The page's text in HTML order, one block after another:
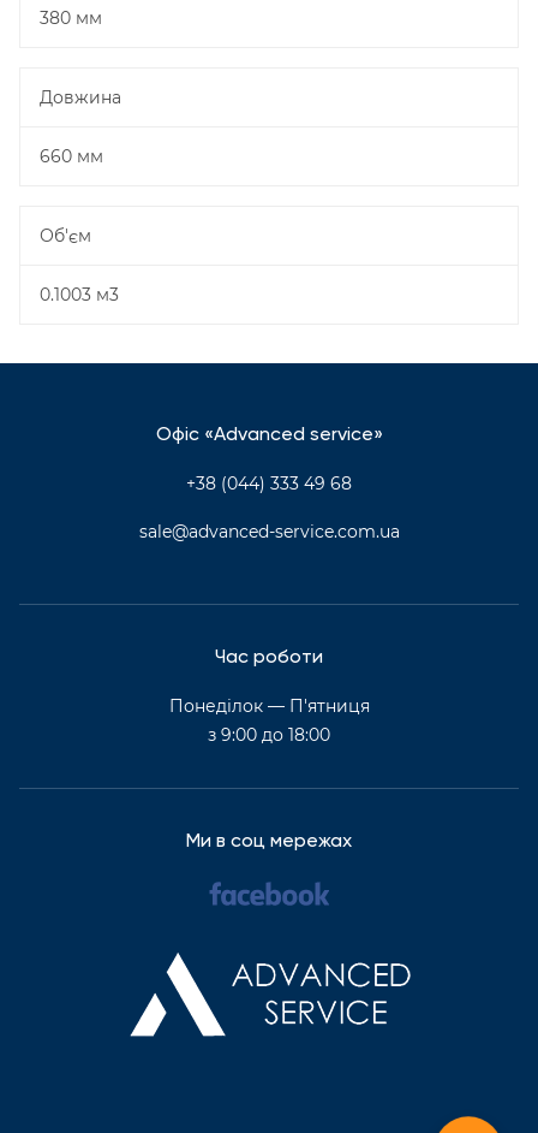
380 мм
Довжина
660 мм
Об'єм
0.1003 м3
Офіс «Advanced service»
+38 (044) 333 49 68
sale@advanced-service.com.ua
Час роботи
Понеділок — П'ятниця
з 9:00 до 18:00
Ми в соц мережах